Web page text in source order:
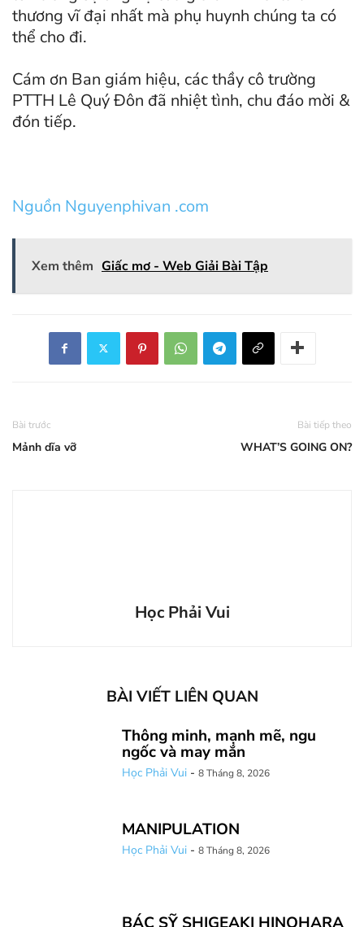
thương vĩ đại nhất mà phụ huynh chúng ta có
thể cho đi.
Cám ơn Ban giám hiệu, các thầy cô trường
PTTH Lê Quý Đôn đã nhiệt tình, chu đáo mời &
đón tiếp.
Nguồn Nguyenphivan .com
Xem thêm Giấc mơ - Web Giải Bài Tập
Bài trước
Mảnh dĩa vỡ
Bài tiếp theo
WHAT’S GOING ON?
Học Phải Vui
BÀI VIẾT LIÊN QUAN
Thông minh, mạnh mẽ, ngu
ngốc và may mắn
Học Phải Vui - 8 Tháng 8, 2026
MANIPULATION
Học Phải Vui - 8 Tháng 8, 2026
BÁC SỸ SHIGEAKI HINOHARA